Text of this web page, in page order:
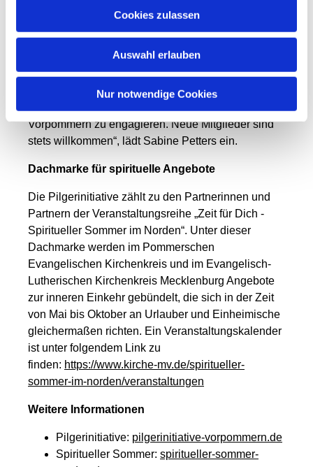
Cookies zulassen
Auswahl erlauben
Nur notwendige Cookies
und lernen die Heilige Birgitta aus Schweden
kennen. Zum Ausklang gibt es Kaffee und Gebäck.
„Wir freuen uns neben vielen Teilnehmenden an
den Tages-Pilgertouren auch auf Menschen, die
Vorpommern zu engagieren. Neue Mitglieder sind
stets willkommen“, lädt Sabine Petters ein.
Dachmarke für spirituelle Angebote
Die Pilgerinitiative zählt zu den Partnerinnen und
Partnern der Veranstaltungsreihe „Zeit für Dich -
Spiritueller Sommer im Norden“. Unter dieser
Dachmarke werden im Pommerschen
Evangelischen Kirchenkreis und im Evangelisch-
Lutherischen Kirchenkreis Mecklenburg Angebote
zur inneren Einkehr gebündelt, die sich in der Zeit
von Mai bis Oktober an Urlauber und Einheimische
gleichermaßen richten. Ein Veranstaltungskalender
ist unter folgendem Link zu
finden: https://www.kirche-mv.de/spiritueller-
sommer-im-norden/veranstaltungen
Weitere Informationen
Pilgerinitiative: pilgerinitiative-vorpommern.de
Spiritueller Sommer: spiritueller-sommer-